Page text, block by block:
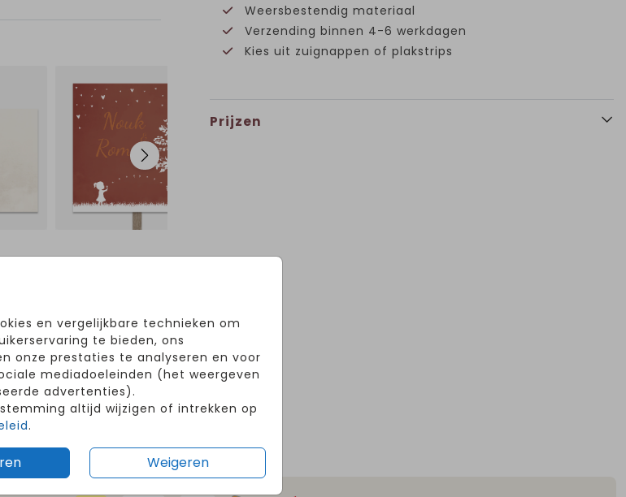
en vergelijkbare technieken om
te bieden, ons
onze prestaties te analyseren en voor
mediadoeleinden (het weergeven
advertenties).
altijd wijzigen of intrekken op
.
Weigeren
Weersbestendig materiaal
Verzending binnen 4-6 werkdagen
Kies uit zuignappen of plakstrips
Prijzen
ons op Instagram!